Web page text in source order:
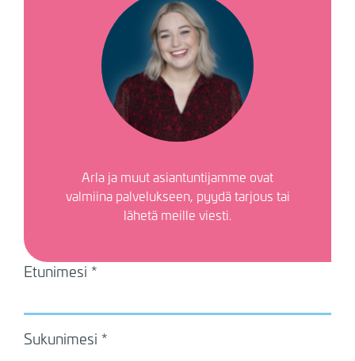
Arla ja muut asiantuntijamme ovat
valmiina palvelukseen, pyydä tarjous tai
lähetä meille viesti.
Etunimesi
Sukunimesi